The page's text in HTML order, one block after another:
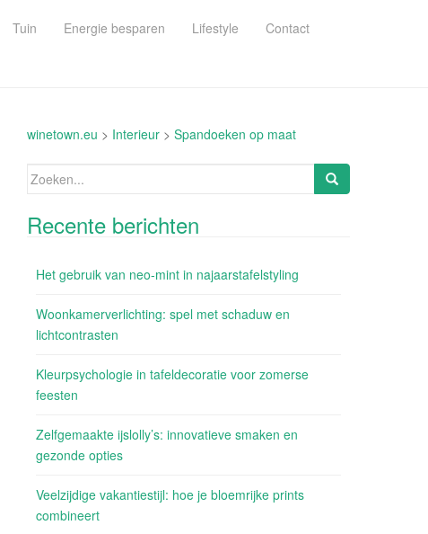
Tuin Energie besparen Lifestyle Contact
winetown.eu > Interieur > Spandoeken op maat
Zoeken
Recente berichten
Het gebruik van neo-mint in najaarstafelstyling
Woonkamerverlichting: spel met schaduw en
lichtcontrasten
Kleurpsychologie in tafeldecoratie voor zomerse
feesten
Zelfgemaakte ijslolly’s: innovatieve smaken en
gezonde opties
Veelzijdige vakantiestijl: hoe je bloemrijke prints
combineert